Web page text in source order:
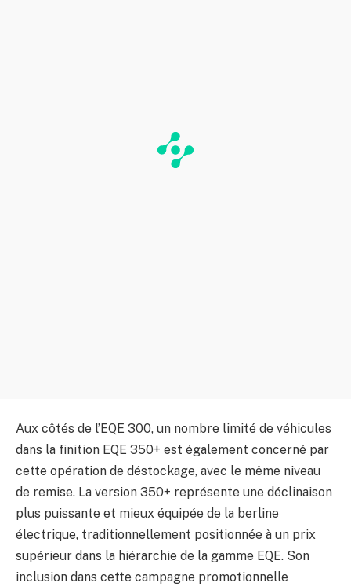
Aux côtés de l’EQE 300, un nombre limité de véhicules
dans la finition EQE 350+ est également concerné par
cette opération de déstockage, avec le même niveau
de remise. La version 350+ représente une déclinaison
plus puissante et mieux équipée de la berline
électrique, traditionnellement positionnée à un prix
supérieur dans la hiérarchie de la gamme EQE. Son
inclusion dans cette campagne promotionnelle